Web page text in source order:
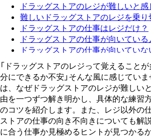
ドラッグストアのレジが難しいと感
難しいドラッグストアのレジを乗り
ドラッグストアの仕事はレジだけ？
ドラッグストアの仕事が向いてい
ドラッグストアの仕事が向いてい
どうしても「きつい」と感じるなら
まとめ：自分に合う仕事を見つける
「ドラッグストアのレジって覚えることが
分にできるか不安」そんな風に感じてい
は、なぜドラッグストアのレジが難しい
由を一つずつ解き明かし、具体的な練習
のコツを紹介します。また、レジ以外の
ストアの仕事の向き不向きについても解
に合う仕事か見極めるヒントが見つかる